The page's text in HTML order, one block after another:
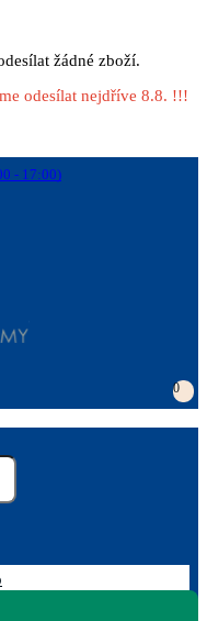
žádné zboží.
odesílat nejdříve 8.8. !!!
- 17:00)
0